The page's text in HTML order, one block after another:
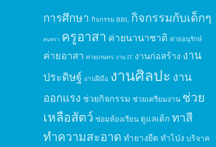
การศึกษา กิจกรรม BBL กิจกรรมกับเด็กๆ
คนชรา ครูอาสา ค่ายนานาชาติ ค่ายอนุรักษ์
ค่ายอาสา ค่ายเกษตร งาน IT งานก่อสร้าง งาน
ประดิษฐ์ งานฝีมือ งานศิลปะ งาน
ออกแรง ช่วยกิจกรรม ช่วยเตรียมงาน ช่วย
เหลือสัตว์ ซ่อมห้องเรียน ดูแลเด็ก ทาสี
ทำความสะอาด ทำยางยืด ทำโป่ง บริจาค